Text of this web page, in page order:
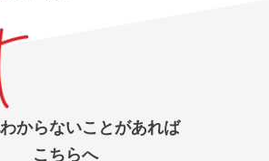
からないことがあれば
こちらへ